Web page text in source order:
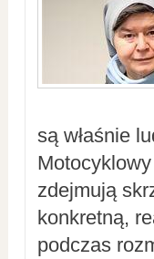
są właśnie
zdejmują
konkretną,
podczas